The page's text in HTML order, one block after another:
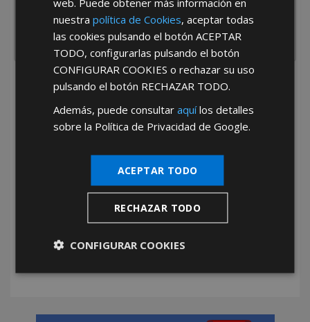
He leído y acepto laPolítica de Privacidad
*Abstenerse particulares, sólo venta a tiendas y empresas minoristas y
nuestrapolítica de Cookies, aceptar todas
las cookies pulsando el botónACEPTAR
TODO, configurarlas pulsando el botón
CONFIGURAR COOKIES o rechazar su uso
pulsando el botón RECHAZAR TODO.
Además, puede consultaraquílos detalles
sobre la Política de Privacidad de Google.
ACEPTAR TODO
RECHAZAR TODO
CONFIGURAR COOKIES